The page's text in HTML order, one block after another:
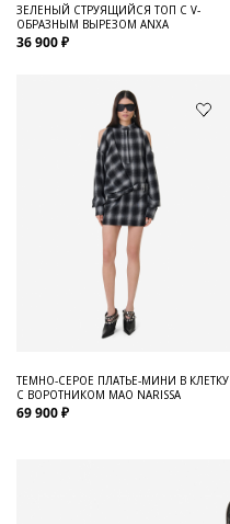
ЗЕЛЕНЫЙ СТРУЯЩИЙСЯ ТОП С V-
ОБРАЗНЫМ ВЫРЕЗОМ ANXA
36 900 ₽
ТЕМНО-СЕРОЕ ПЛАТЬЕ-МИНИ В КЛЕТКУ
С ВОРОТНИКОМ МАО NARISSA
69 900 ₽